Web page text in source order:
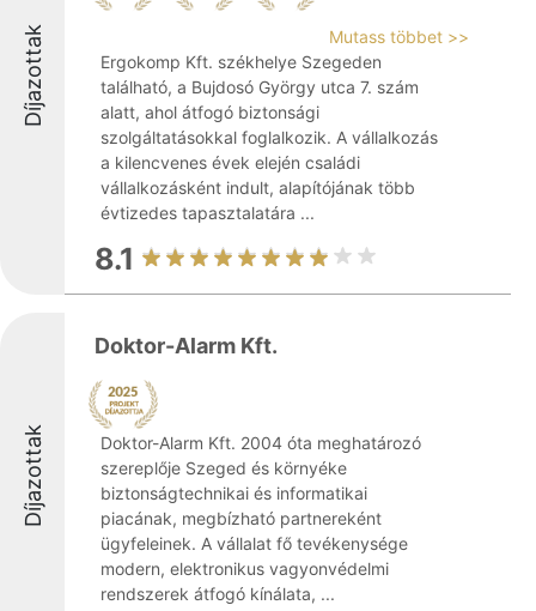
Díjazottak
Mutass többet >>
Ergokomp Kft. székhelye Szegeden
található, a Bujdosó György utca 7. szám
alatt, ahol átfogó biztonsági
szolgáltatásokkal foglalkozik. A vállalkozás
a kilencvenes évek elején családi
vállalkozásként indult, alapítójának több
évtizedes tapasztalatára ...
8.1
Díjazottak
Doktor-Alarm Kft.
Doktor-Alarm Kft. 2004 óta meghatározó
szereplője Szeged és környéke
biztonságtechnikai és informatikai
piacának, megbízható partnereként
ügyfeleinek. A vállalat fő tevékenysége
modern, elektronikus vagyonvédelmi
rendszerek átfogó kínálata, ...